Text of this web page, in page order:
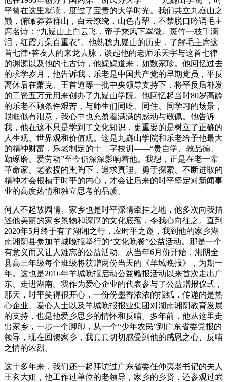
平曾在这里就读，度过了宝贵的大学时光。我们共立九嶷山之
巅，俯瞰莽莽群山，白云缭绕，山色青翠，不禁脱口吟诵毛主
席名诗：“九嶷山上白云飞，帝子乘风下翠微。斑竹一枝千滴
泪，红霞万朵百重衣”。他熟稔九嶷山的历史，了解毛主席这
首七律•答友人的来龙去脉，谈起他的老师乐天宇与这首七律
的渊源以及他的七古诗，他娓娓道来，如数家珍。他回忆过去
的求学岁月，他告诉我，乐老是中国共产党的早期党员，平反
离休后在萧克、王首道等一批中央领导支持下，将平反后补发
的工资五万元用来创办了九嶷山学院。他回忆起当时80岁高龄
的乐老不顾条件艰苦，与师生们同吃、同住、同学习的场景，
眼眶似有泪意，我心中也充盈着满满的感动与敬佩。他告诉
我，他在这不只是学到了文化知识，更重要的是树立了正确的
人生观、世界观和价值观。这是九嶷山学院和乐老给予他最大
的精神财富，乐老制定的十二字校训——“贵自学、敦品德、
勤琢磨、爱劳动”至今仍深深影响着他。我想，正是在老一辈
革命家、老教授的熏陶下，追求真理、勇于探索、不断进取的
精神才会根植于时平的内心，才会让后来的时平坚定对新闻事
业的高度热情和独立思考的品质。
何人不起故园情。家乡也是时平深情牵挂之地，他多次向我描
述他美丽的家乡景物和深厚的文化底蕴，令我心向往之。直到
2020年5月终于有了湖湘之行，应时平之邀，我到他的家乡湖
南湘阴县参加羊城晚报举行的“文化晚餐”公益活动。那是一个
有意义而又让人难忘的公益活动。从当年6月份开始，湘阴全
县高三年级每个班级将获赠两份当天的《羊城晚报》，为期一
年。这也是2016年羊城晚报启动公益赠报活动以来首次走出广
东、走进湖南。我作为爱心企业的代表参与了公益赠报仪式，
那天，时平笑得很开心，一份份墨香浓浓的报纸，传递的是热
心企业、爱心人士以及羊城晚报报业集团对湖南湘阴教育发展
的支持，也是他爱乡思乡的情怀和反哺。多年前，他从这里走
出家乡，一步一个脚印，从一个“少年农民”到广东省委党报的
领导，现在回馈家乡，我真真切切感受到他的感恩之心、反哺
之情的浓烈。
这十多年来，我们还一起拜访过广东省委任仲夷老书记的夫人
王玄大姐，他工作过单位的老领导，家乡的乡贤，还参观过武